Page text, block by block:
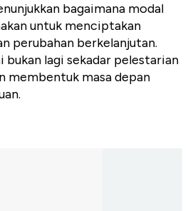
bagaimana modal
untuk menciptakan
perubahan berkelanjutan.
bukan lagi sekadar pelestarian
membentuk masa depan